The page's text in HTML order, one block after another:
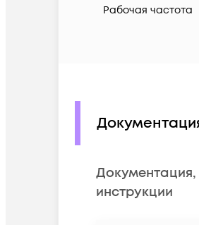
Рабочая частота
инструкции